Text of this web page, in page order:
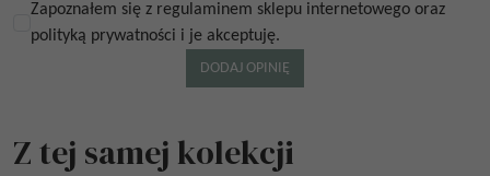
Zapoznałem się z regulaminem sklepu internetowego oraz
polityką prywatności i je akceptuję.
Z tej samej kolekcji